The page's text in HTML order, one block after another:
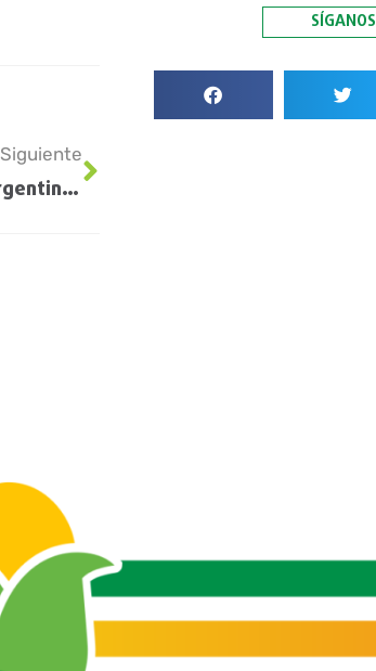
Siguiente
El mundo necesita más trigo, la Argentina se autolimita y se perdería de exportar USD 2.000 millones adicionales en la próxima campaña
SÍGANOS